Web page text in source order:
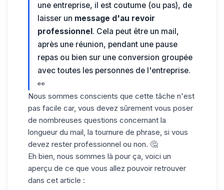
une entreprise, il est coutume (ou pas), de
laisser un message d'au revoir
professionnel. Cela peut être un mail,
après une réunion, pendant une pause
repas ou bien sur une conversion groupée
avec toutes les personnes de l'entreprise.
👀
Nous sommes conscients que cette tâche n'est
pas facile car, vous devez sûrement vous poser
de nombreuses questions concernant la
longueur du mail, la tournure de phrase, si vous
devez rester professionnel ou non. 🤔
Eh bien, nous sommes là pour ça, voici un
aperçu de ce que vous allez pouvoir retrouver
dans cet article :